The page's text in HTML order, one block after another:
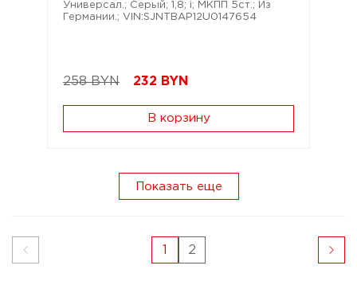
Универсал.; Серый; 1,8; i; МКПП 5ст.; Из
Германии.; VIN:SJNTBAP12U0147654
258 BYN 232 BYN
В корзину
Показать еще
1 2